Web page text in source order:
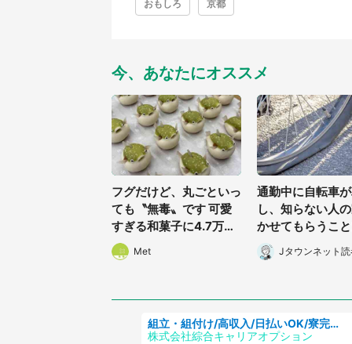
おもしろ 京都
今、あなたにオススメ
フグだけど、丸ごといっ
ても〝無毒〟です 可愛
すぎる和菓子に4.7万人
夢中「ふぐぅ~」「職人
の技ですね」
Met
通勤中に自転車
し、知らない人
かせてもらうこと
た私。帰りに取り
と、なんと...(東
Jタウンネット
組立・組付け/高収入/日払いOK/寮完備/交替制/20・30・40代活躍中
株式会社綜合キャリアオプション